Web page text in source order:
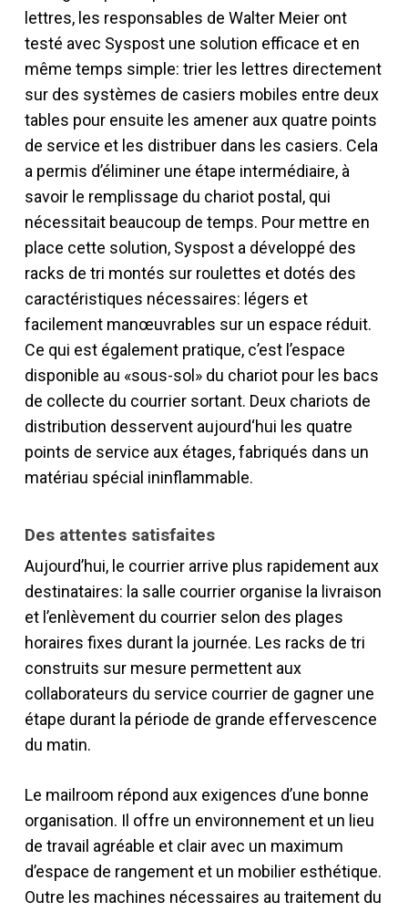
lettres, les responsables de Walter Meier ont
testé avec Syspost une solution efficace et en
même temps simple: trier les lettres directement
sur des systèmes de casiers mobiles entre deux
tables pour ensuite les amener aux quatre points
de service et les distribuer dans les casiers. Cela
a permis d’éliminer une étape intermédiaire, à
savoir le remplissage du chariot postal, qui
nécessitait beaucoup de temps. Pour mettre en
place cette solution, Syspost a développé des
racks de tri montés sur roulettes et dotés des
caractéristiques nécessaires: légers et
facilement manœuvrables sur un espace réduit.
Ce qui est également pratique, c’est l’espace
disponible au «sous-sol» du chariot pour les bacs
de collecte du courrier sortant. Deux chariots de
distribution desservent aujourd‘hui les quatre
points de service aux étages, fabriqués dans un
matériau spécial ininflammable.
Des attentes satisfaites
Aujourd’hui, le courrier arrive plus rapidement aux
destinataires: la salle courrier organise la livraison
et l’enlèvement du courrier selon des plages
horaires fixes durant la journée. Les racks de tri
construits sur mesure permettent aux
collaborateurs du service courrier de gagner une
étape durant la période de grande effervescence
du matin.
Le mailroom répond aux exigences d’une bonne
organisation. Il offre un environnement et un lieu
de travail agréable et clair avec un maximum
d’espace de rangement et un mobilier esthétique.
Outre les machines nécessaires au traitement du